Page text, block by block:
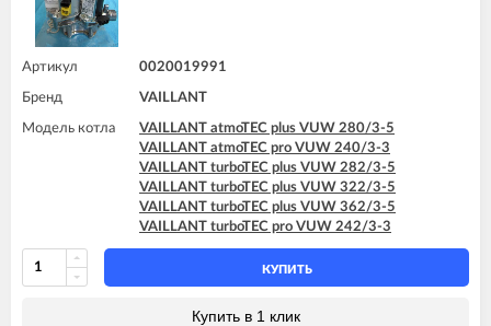
Артикул 0020019991
Бренд VAILLANT
Модель котла
VAILLANT atmoTEC plus VUW 280/3-5
VAILLANT atmoTEC pro VUW 240/3-3
VAILLANT turboTEC plus VUW 282/3-5
VAILLANT turboTEC plus VUW 322/3-5
VAILLANT turboTEC plus VUW 362/3-5
VAILLANT turboTEC pro VUW 242/3-3
КУПИТЬ
Купить в 1 клик